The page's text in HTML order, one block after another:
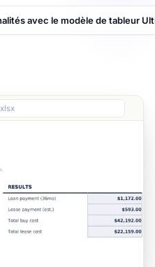
avec le modèle de tableur